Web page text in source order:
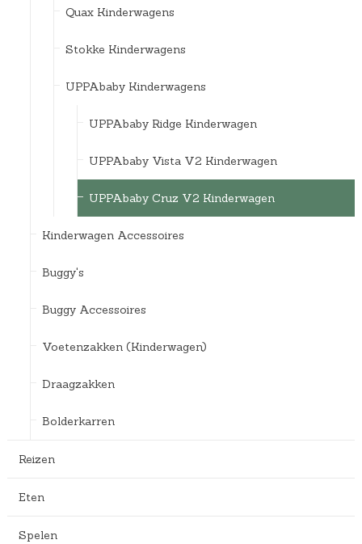
Quax Kinderwagens
Stokke Kinderwagens
UPPAbaby Kinderwagens
UPPAbaby Ridge Kinderwagen
UPPAbaby Vista V2 Kinderwagen
UPPAbaby Cruz V2 Kinderwagen
Kinderwagen Accessoires
Buggy's
Buggy Accessoires
Voetenzakken (Kinderwagen)
Draagzakken
Bolderkarren
Reizen
Eten
Spelen